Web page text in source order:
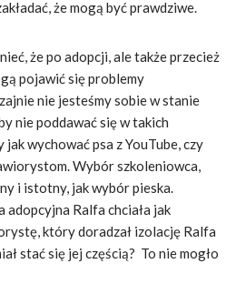
że mogą być prawdziwe.
że po adopcji, ale także przecież
pojawić się problemy
nie jesteśmy sobie w stanie
nie poddawać się w takich
wychować psa z YouTube, czy
Wybór szkoleniowca,
i istotny, jak wybór pieska.
Ralfa chciała jak
który doradzał izolację Ralfa
stać się jej częścią? To nie mogło